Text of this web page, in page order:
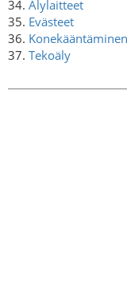
34. Älylaitteet
35. Evästeet
36. Konekääntäminen
37. Tekoäly